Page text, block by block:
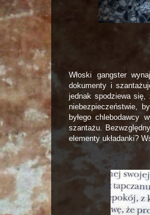
Włoski gangster
dokumenty i
jednak spodziewa się,
niebezpieczeństwie,
byłego chlebodawcy
szantażu.
elementy układanki?